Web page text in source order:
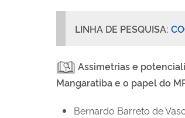
LINHA DE PESQUISA:
Assimetrias e
Mangaratiba e o papel do
Bernardo Barreto de